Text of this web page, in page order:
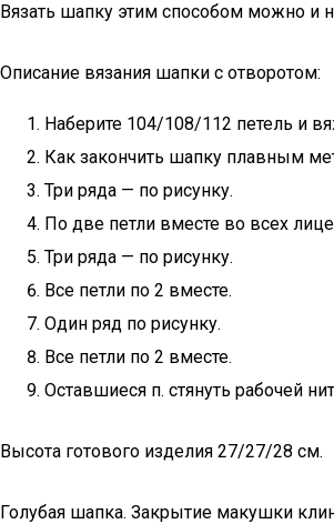
Вязать шапку этим способом можно и
Описание вязания шапки с отворотом:
Наберите 104/108/112 петель и
Как закончить шапку плавным
Три ряда — по рисунку.
По две петли вместе во всех
Три ряда — по рисунку.
Все петли по 2 вместе.
Один ряд по рисунку.
Все петли по 2 вместе.
Оставшиеся п. стянуть рабочей
Высота готового изделия 27/27/28 см.
Голубая шапка. Закрытие макушки